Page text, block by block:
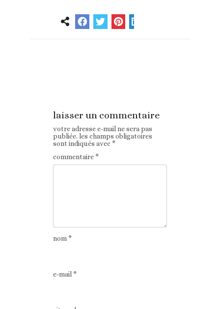
laisser un commentaire
votre adresse e-mail ne sera pas
publiée. les champs obligatoires
sont indiqués avec*
commentaire*
nom*
e-mail*